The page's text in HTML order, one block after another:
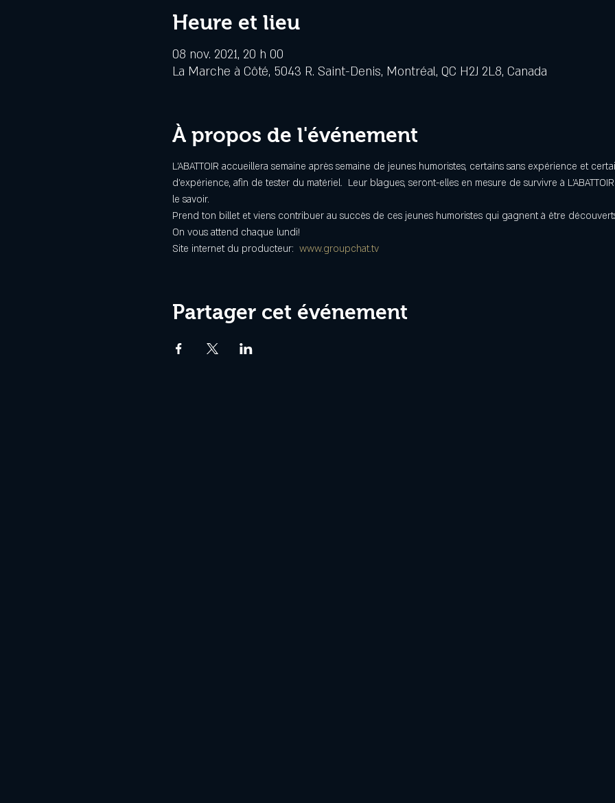
Heure et lieu
08 nov. 2021, 20 h 00
La Marche à Côté, 5043 R. Saint-Denis, Montréal, QC H2J 2L8, Canada
À propos de l'événement
L'ABATTOIR accueillera semaine après semaine de jeunes humoristes, certains sans expérience et
d'expérience, afin de tester du matériel.  Leur blagues, seront-elles en mesure de survivre à
le savoir.
Prend ton billet et viens contribuer au succès de ces jeunes humoristes qui gagnent à être
On vous attend chaque lundi!
Site internet du producteur: www.groupchat.tv
Partager cet événement